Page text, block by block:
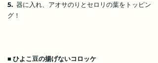
5. 器に入れ、アオサのりとセロリの葉をトッピン
グ！
■ ひよこ豆の揚げないコロッケ